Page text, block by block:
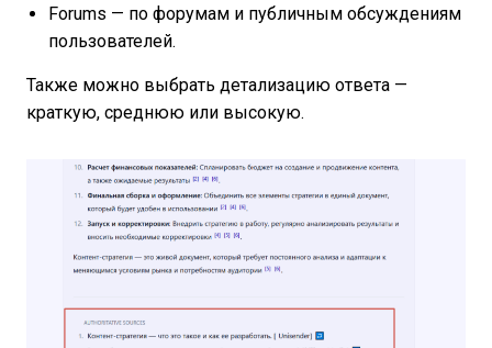
Forums — по форумам и публичным обсуждениям
пользователей.
Также можно выбрать детализацию ответа —
краткую, среднюю или высокую.